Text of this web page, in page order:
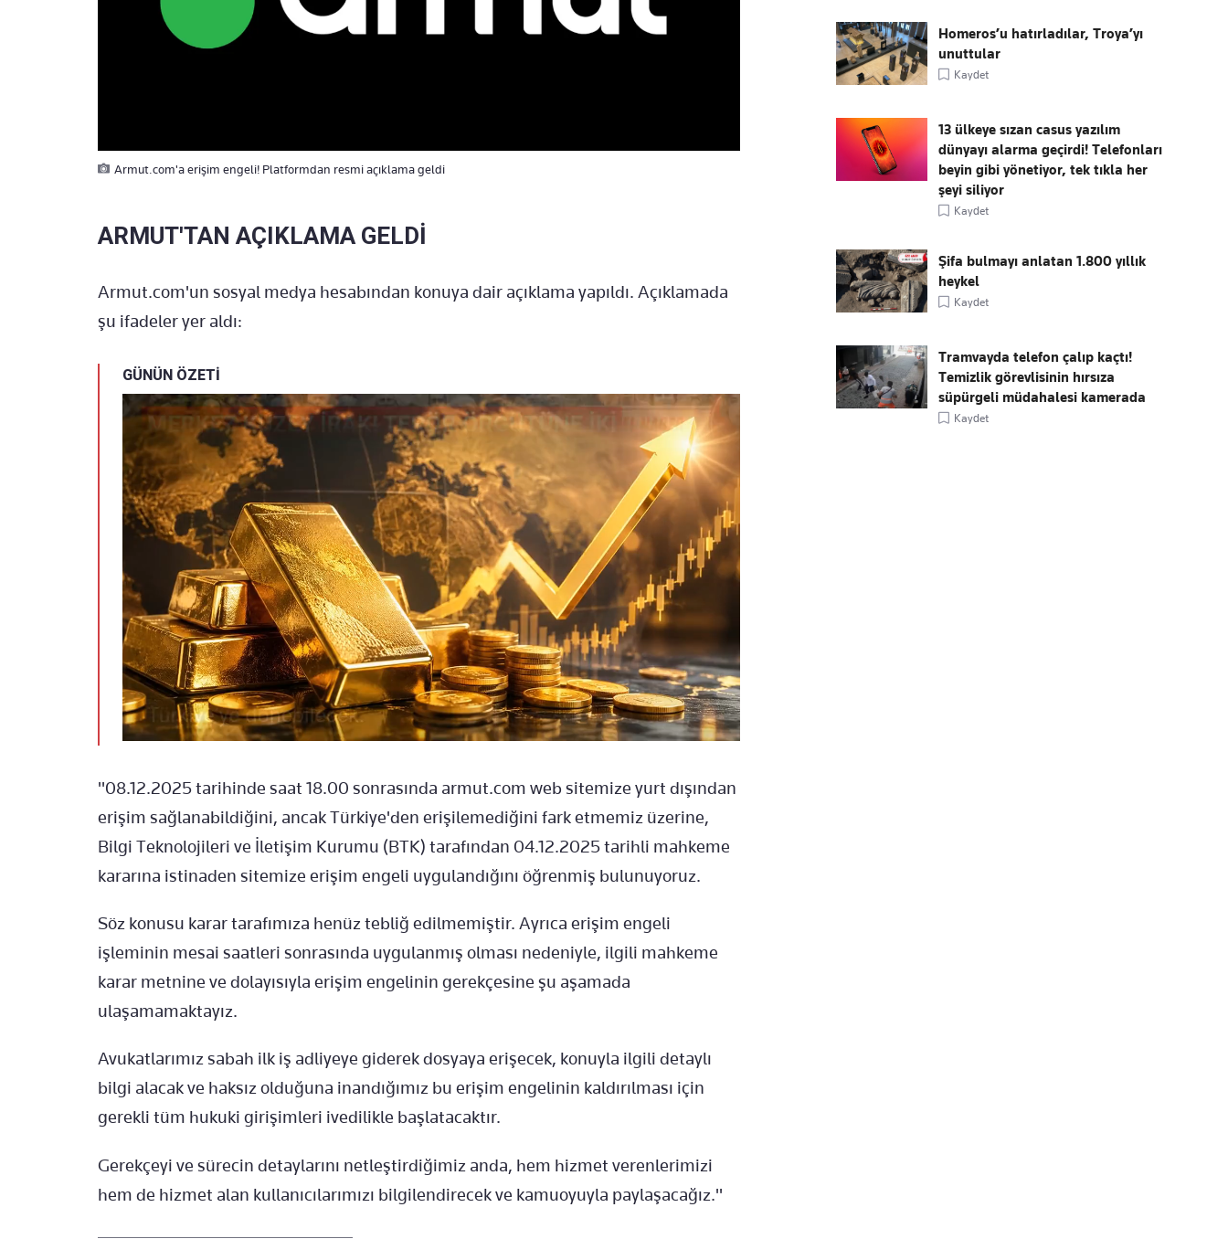
Armut.com'a erişim engeli! Platformdan resmi açıklama geldi
ARMUT'TAN AÇIKLAMA GELDİ
Armut.com'un sosyal medya hesabından konuya dair açıklama yapıldı. Açıklamada
şu ifadeler yer aldı:
GÜNÜN ÖZETİ
"08.12.2025 tarihinde saat 18.00 sonrasında armut.com web sitemize yurt dışından
erişim sağlanabildiğini, ancak Türkiye'den erişilemediğini fark etmemiz üzerine,
Bilgi Teknolojileri ve İletişim Kurumu (BTK) tarafından 04.12.2025 tarihli mahkeme
kararına istinaden sitemize erişim engeli uygulandığını öğrenmiş bulunuyoruz.
Söz konusu karar tarafımıza henüz tebliğ edilmemiştir. Ayrıca erişim engeli
işleminin mesai saatleri sonrasında uygulanmış olması nedeniyle, ilgili mahkeme
karar metnine ve dolayısıyla erişim engelinin gerekçesine şu aşamada
ulaşamamaktayız.
Avukatlarımız sabah ilk iş adliyeye giderek dosyaya erişecek, konuyla ilgili detaylı
bilgi alacak ve haksız olduğuna inandığımız bu erişim engelinin kaldırılması için
gerekli tüm hukuki girişimleri ivedilikle başlatacaktır.
Gerekçeyi ve sürecin detaylarını netleştirdiğimiz anda, hem hizmet verenlerimizi
hem de hizmet alan kullanıcılarımızı bilgilendirecek ve kamuoyuyla paylaşacağız."
Homeros’u hatırladılar, Troya’yı
unuttular
Kaydet
13 ülkeye sızan casus yazılım
dünyayı alarma geçirdi! Telefonları
beyin gibi yönetiyor, tek tıkla her
şeyi siliyor
Kaydet
Şifa bulmayı anlatan 1.800 yıllık
heykel
Kaydet
Tramvayda telefon çalıp kaçtı!
Temizlik görevlisinin hırsıza
süpürgeli müdahalesi kamerada
Kaydet